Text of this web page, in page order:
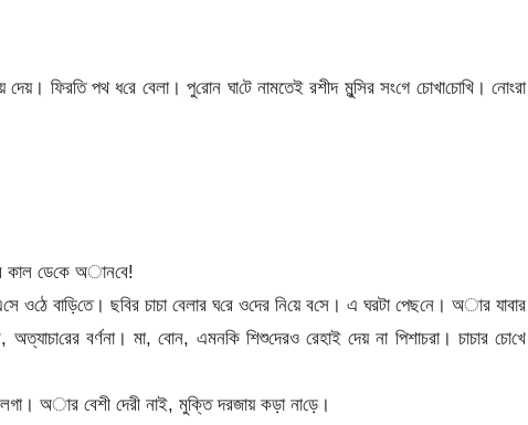
ফির‌তি পথ ধ‌রে বেলা। পু‌রোন ঘা‌টে নামতেই রশীদ মুন্সির সং‌গে চোখা‌চো‌খি। নোংরা
কাল ডে‌কে অান‌বে!
ও‌ঠে বা‌ড়ি‌তে। ছ‌বির চাচা বেলার ঘ‌রে ও‌দের নি‌য়ে ব‌সে। এ ঘরটা পেছ‌নে। অার যাবার
বর্ণনা। মা, বোন, এমন‌কি শিশু‌দেরও রেহাই দেয় না পিশাচরা। চাচার চো‌খে
অার বেশী দেরী নাই, মুক্তি দরজায় কড়া না‌ড়ে।